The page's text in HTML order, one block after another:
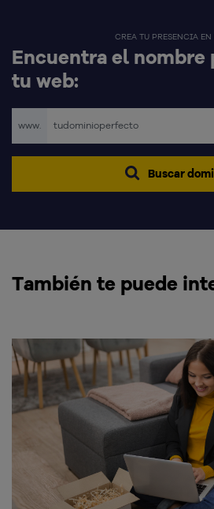
CREA TU PRESENCIA
Encuentra el nombre
tu web:
www.
Buscar
También te puede